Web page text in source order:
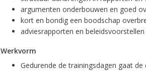
argumenten onderbouwen en goed
kort en bondig een boodschap
adviesrapporten en
Werkvorm
Gedurende de trainingsdagen gaat